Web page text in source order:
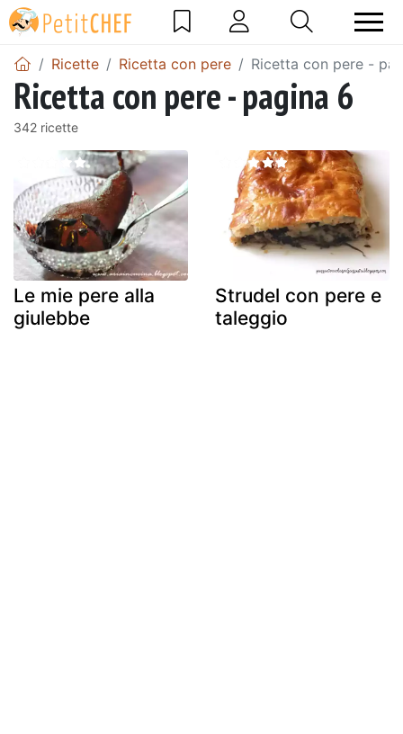
Ricette Ricetta con pere Ricetta con pere -
Ricetta con pere - pagina 6
342 ricette
Le mie pere alla
giulebbe
Strudel con pere e
taleggio